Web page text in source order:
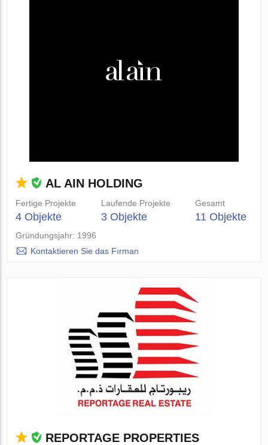
AL AIN HOLDING
Fertige Projekte
4 Objekte
Laufende Projekte
3 Objekte
Gesamt
11 Objekte
Gründungsjahr: 1996
Kontaktieren Sie das Fırman
REPORTAGE PROPERTIES